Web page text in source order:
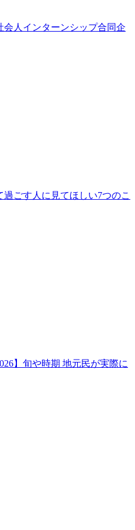
人インターンシップ合同企
過ごす人に見てほしい7つのこ
】旬や時期 地元民が実際に